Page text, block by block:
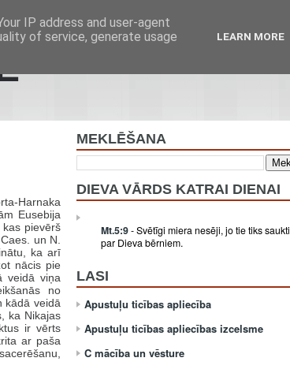
Harnaka
Eusebija
pievērš
un N.
ka arī
nācis pie
veidā viņa
no
kādā veidā
ka Nikajas
ir vērts
ar paša
MEKLĒŠANA
DIEVA VĀRDS KATRAI DIENAI
Mt.5:9-Svētīgi miera nesēji, jo tie tiks saukti
par Dieva bērniem.
LASI
Apustuļu ticības apliecība
Apustuļu ticības apliecības izcelsme
C mācība un vēsture
IP address and user-agent
of service, generate usage
LEARN MORE